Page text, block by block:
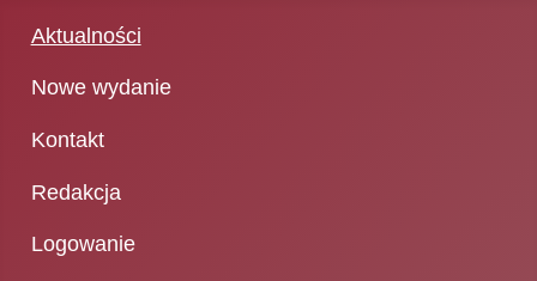
Aktualności
Nowe wydanie
Kontakt
Redakcja
Logowanie